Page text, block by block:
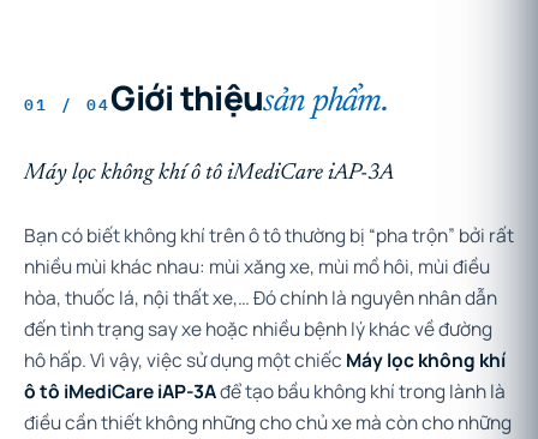
01 / 04Giới thiệusản phẩm.
Máy lọc không khí ô tô iMediCare iAP-3A
Bạn có biết không khí trên ô tô thường bị “pha trộn” bởi rất
nhiều mùi khác nhau: mùi xăng xe, mùi mồ hôi, mùi điều
hòa, thuốc lá, nội thất xe,… Đó chính là nguyên nhân dẫn
đến tình trạng say xe hoặc nhiều bệnh lý khác về đường
hô hấp. Vì vậy, việc sử dụng một chiếc Máy lọc không khí
ô tô iMediCare iAP-3Ađể tạo bầu không khí trong lành là
điều cần thiết không những cho chủ xe mà còn cho những